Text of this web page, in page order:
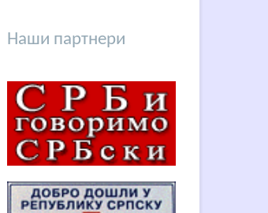
Наши партнери